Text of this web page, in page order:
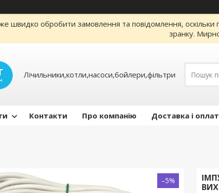
швидко обробити замовлення та повідомлення,
зранку.
Лічильники,котли,насоси,бойлери,фільтри
Контакти Про компанію Доставка і
–5%